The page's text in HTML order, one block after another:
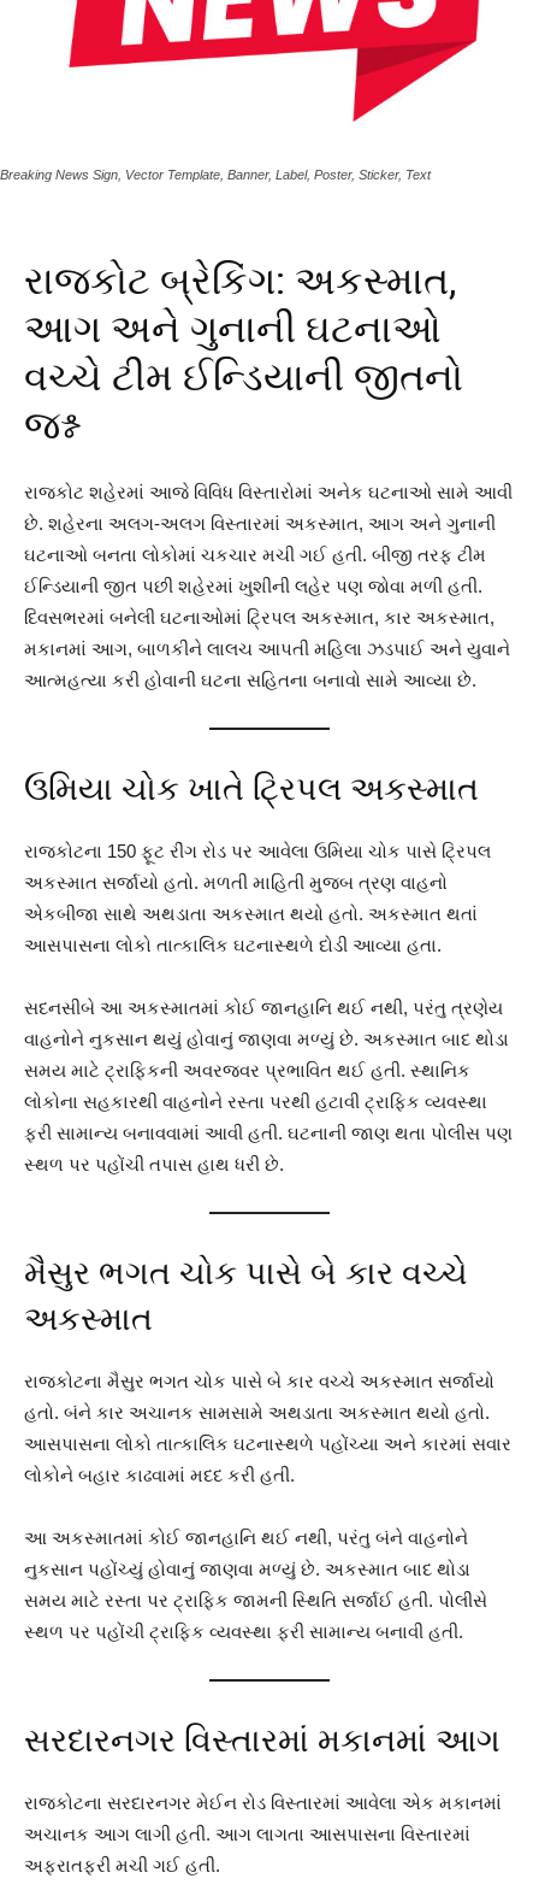
Breaking News Sign, Vector Template, Banner, Label, Poster, Sticker, Text
રાજકોટ બ્રેકિંગ: અકસ્માત,
આગ અને ગુનાની ઘટનાઓ
વચ્ચે ટીમ ઈન્ડિયાની જીતનો
જશ્ન
રાજકોટ શહેરમાં આજે વિવિધ વિસ્તારોમાં અનેક ઘટનાઓ સામે આવી
છે. શહેરના અલગ-અલગ વિસ્તારમાં અકસ્માત, આગ અને ગુનાની
ઘટનાઓ બનતા લોકોમાં ચકચાર મચી ગઈ હતી. બીજી તરફ ટીમ
ઈન્ડિયાની જીત પછી શહેરમાં ખુશીની લહેર પણ જોવા મળી હતી.
દિવસભરમાં બનેલી ઘટનાઓમાં ટ્રિપલ અકસ્માત, કાર અકસ્માત,
મકાનમાં આગ, બાળકીને લાલચ આપતી મહિલા ઝડપાઈ અને યુવાને
આત્મહત્યા કરી હોવાની ઘટના સહિતના બનાવો સામે આવ્યા છે.
ઉમિયા ચોક ખાતે ટ્રિપલ અકસ્માત
રાજકોટના 150 ફૂટ રીંગ રોડ પર આવેલા ઉમિયા ચોક પાસે ટ્રિપલ
અકસ્માત સર્જાયો હતો. મળતી માહિતી મુજબ ત્રણ વાહનો
એકબીજા સાથે અથડાતા અકસ્માત થયો હતો. અકસ્માત થતાં
આસપાસના લોકો તાત્કાલિક ઘટનાસ્થળે દોડી આવ્યા હતા.
સદનસીબે આ અકસ્માતમાં કોઈ જાનહાનિ થઈ નથી, પરંતુ ત્રણેય
વાહનોને નુકસાન થયું હોવાનું જાણવા મળ્યું છે. અકસ્માત બાદ થોડા
સમય માટે ટ્રાફિકની અવરજવર પ્રભાવિત થઈ હતી. સ્થાનિક
લોકોના સહકારથી વાહનોને રસ્તા પરથી હટાવી ટ્રાફિક વ્યવસ્થા
ફરી સામાન્ય બનાવવામાં આવી હતી. ઘટનાની જાણ થતા પોલીસ પણ
સ્થળ પર પહોંચી તપાસ હાથ ધરી છે.
મૈસુર ભગત ચોક પાસે બે કાર વચ્ચે
અકસ્માત
રાજકોટના મૈસુર ભગત ચોક પાસે બે કાર વચ્ચે અકસ્માત સર્જાયો
હતો. બંને કાર અચાનક સામસામે અથડાતા અકસ્માત થયો હતો.
આસપાસના લોકો તાત્કાલિક ઘટનાસ્થળે પહોંચ્યા અને કારમાં સવાર
લોકોને બહાર કાઢવામાં મદદ કરી હતી.
આ અકસ્માતમાં કોઈ જાનહાનિ થઈ નથી, પરંતુ બંને વાહનોને
નુકસાન પહોંચ્યું હોવાનું જાણવા મળ્યું છે. અકસ્માત બાદ થોડા
સમય માટે રસ્તા પર ટ્રાફિક જામની સ્થિતિ સર્જાઈ હતી. પોલીસે
સ્થળ પર પહોંચી ટ્રાફિક વ્યવસ્થા ફરી સામાન્ય બનાવી હતી.
સરદારનગર વિસ્તારમાં મકાનમાં આગ
રાજકોટના સરદારનગર મેઈન રોડ વિસ્તારમાં આવેલા એક મકાનમાં
અચાનક આગ લાગી હતી. આગ લાગતા આસપાસના વિસ્તારમાં
અફરાતફરી મચી ગઈ હતી.